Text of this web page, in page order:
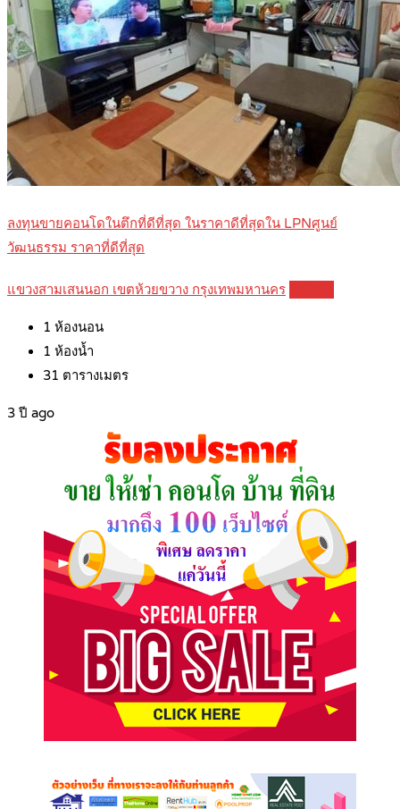
ลงทุนขายคอนโดในตึกที่ดีที่สุด ในราคาดีที่สุดใน LPNศูนย์
วัฒนธรรม ราคาที่ดีที่สุด
แขวงสามเสนนอก เขตห้วยขวาง กรุงเทพมหานคร
1 ห้องนอน
1 ห้องน้ำ
31 ตารางเมตร
3 ปี ago